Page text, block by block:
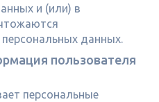
и (или) в
данных.
пользователя
персональные